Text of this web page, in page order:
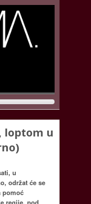
loptom u
u
održat će se
pomoć